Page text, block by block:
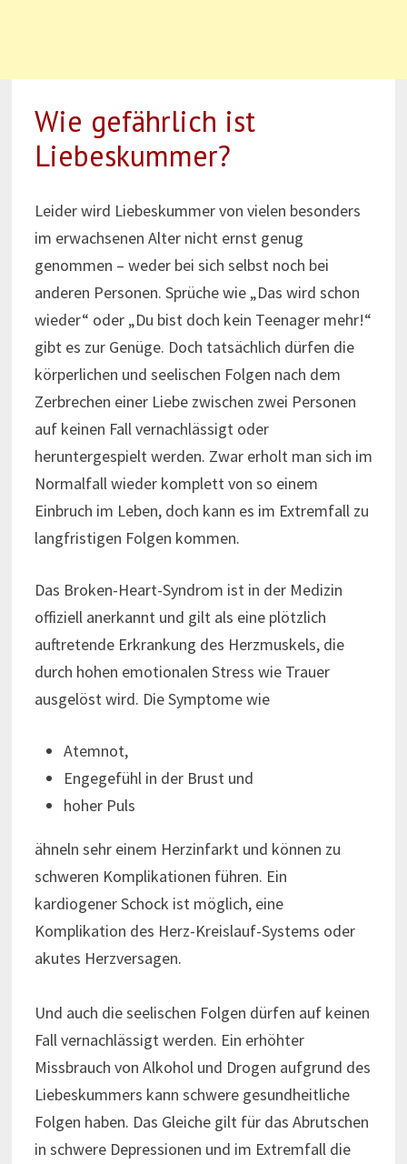
Wie gefährlich ist
Liebeskummer?
Leider wird Liebeskummer von vielen besonders
im erwachsenen Alter nicht ernst genug
genommen – weder bei sich selbst noch bei
anderen Personen. Sprüche wie „Das wird schon
wieder“ oder „Du bist doch kein Teenager mehr!“
gibt es zur Genüge. Doch tatsächlich dürfen die
körperlichen und seelischen Folgen nach dem
Zerbrechen einer Liebe zwischen zwei Personen
auf keinen Fall vernachlässigt oder
heruntergespielt werden. Zwar erholt man sich im
Normalfall wieder komplett von so einem
Einbruch im Leben, doch kann es im Extremfall zu
langfristigen Folgen kommen.
Das Broken-Heart-Syndrom ist in der Medizin
offiziell anerkannt und gilt als eine plötzlich
auftretende Erkrankung des Herzmuskels, die
durch hohen emotionalen Stress wie Trauer
ausgelöst wird. Die Symptome wie
Atemnot,
Engegefühl in der Brust und
hoher Puls
ähneln sehr einem Herzinfarkt und können zu
schweren Komplikationen führen. Ein
kardiogener Schock ist möglich, eine
Komplikation des Herz-Kreislauf-Systems oder
akutes Herzversagen.
Und auch die seelischen Folgen dürfen auf keinen
Fall vernachlässigt werden. Ein erhöhter
Missbrauch von Alkohol und Drogen aufgrund des
Liebeskummers kann schwere gesundheitliche
Folgen haben. Das Gleiche gilt für das Abrutschen
in schwere Depressionen und im Extremfall die